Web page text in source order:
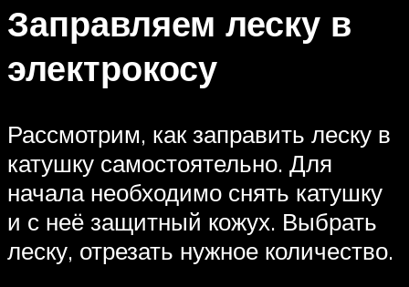
Заправляем леску в
электрокосу
Рассмотрим, как заправить леску в
катушку самостоятельно. Для
начала необходимо снять катушку
и с неё защитный кожух. Выбрать
леску, отрезать нужное количество.